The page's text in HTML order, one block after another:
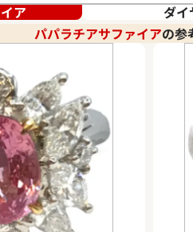
ア ダイ
パパラチアサファイアの参